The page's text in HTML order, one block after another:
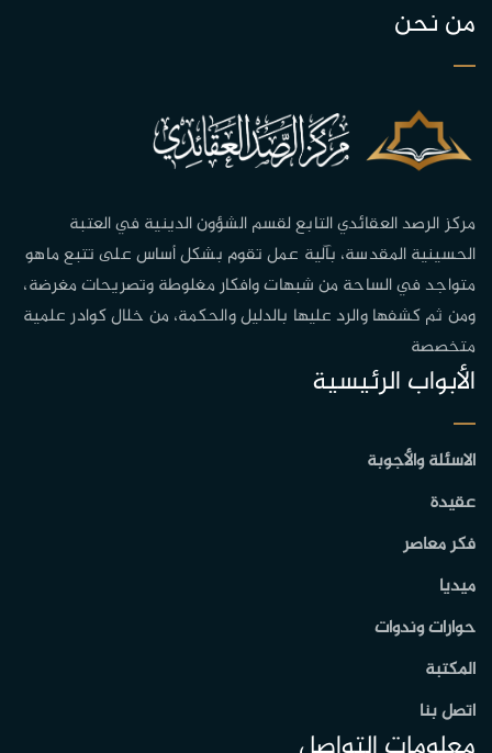
من نحن
مركز الرصد العقائدي التابع لقسم الشؤون الدينية في العتبة
الحسينية المقدسة، بآلية عمل تقوم بشكل أساس على تتبع ماهو
متواجد في الساحة من شبهات وافكار مغلوطة وتصريحات مغرضة،
ومن ثم كشفها والرد عليها بالدليل والحكمة، من خلال كوادر علمية
متخصصة
الأبواب الرئيسية
الاسئلة والأجوبة
عقيدة
فكر معاصر
ميديا
حوارات وندوات
المكتبة
اتصل بنا